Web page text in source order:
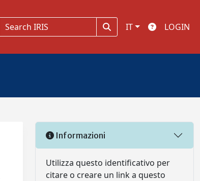
IT LOGIN
Informazioni
Utilizza questo identificativo per
citare o creare un link a questo